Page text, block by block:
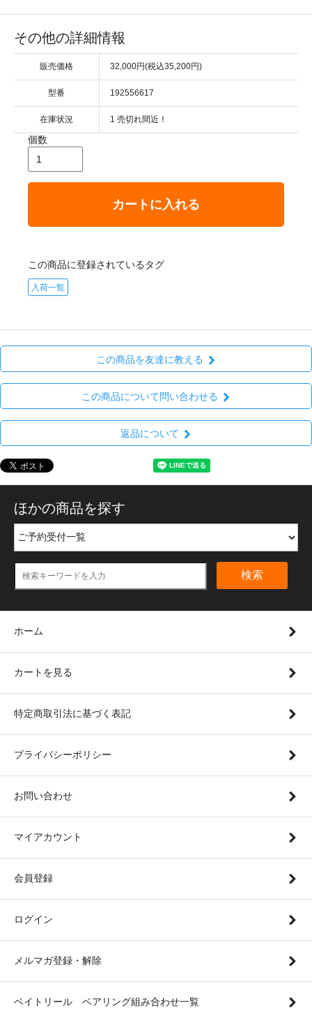
その他の詳細情報
販売価格 32,000円(税込35,200円)
型番 192556617
在庫状況 1 売切れ間近！
個数
カートに入れる
この商品に登録されているタグ
入荷一覧
この商品を友達に教える
この商品について問い合わせる
返品について
ほかの商品を探す
検索
ホーム
カートを見る
特定商取引法に基づく表記
プライバシーポリシー
お問い合わせ
マイアカウント
会員登録
ログイン
メルマガ登録・解除
ベイトリール ベアリング組み合わせ一覧